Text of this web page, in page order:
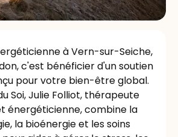
à Vern-sur-Seiche,
c'est bénéficier d'un soutien
pour votre bien-être global.
Soi, Julie Folliot, thérapeute
énergéticienne, combine la
la bioénergie et les soins